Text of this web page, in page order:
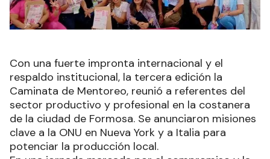
Con una fuerte impronta internacional y el
respaldo institucional, la tercera edición la
Caminata de Mentoreo, reunió a referentes del
sector productivo y profesional en la costanera
de la ciudad de Formosa. Se anunciaron misiones
clave a la ONU en Nueva York y a Italia para
potenciar la producción local.